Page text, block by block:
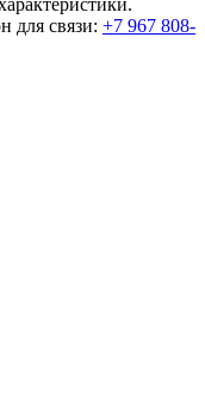
для связи: +7 967 808-